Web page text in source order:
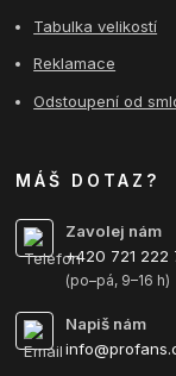
Tabulka velikostí
Reklamace
Odstoupení od
MÁŠ DOTAZ?
Zavolej nám
+420 721 222
(po–pá, 9–16 h)
Napiš nám